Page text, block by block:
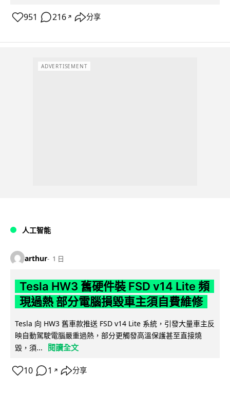
951 216 ↗ 分享
ADVERTISEMENT
人工智能
arthur 1 日
Tesla HW3 舊硬件裝 FSD v14 Lite 頻
現過熱 部分電腦損毀車主須自費維修
Tesla 向 HW3 舊車款推送 FSD v14 Lite 系統，引發大量車主反
映自動駕駛電腦嚴重過熱，部分更觸發高溫保護甚至直接燒
毀，須...
閱讀全文
10 1 ↗ 分享